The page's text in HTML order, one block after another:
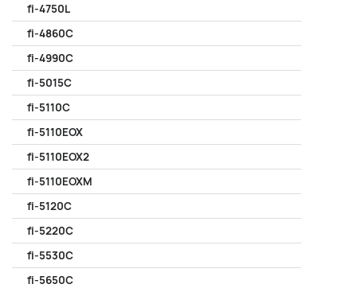
fi-4750L
fi-4860C
fi-4990C
fi-5015C
fi-5110C
fi-5110EOX
fi-5110EOX2
fi-5110EOXM
fi-5120C
fi-5220C
fi-5530C
fi-5650C